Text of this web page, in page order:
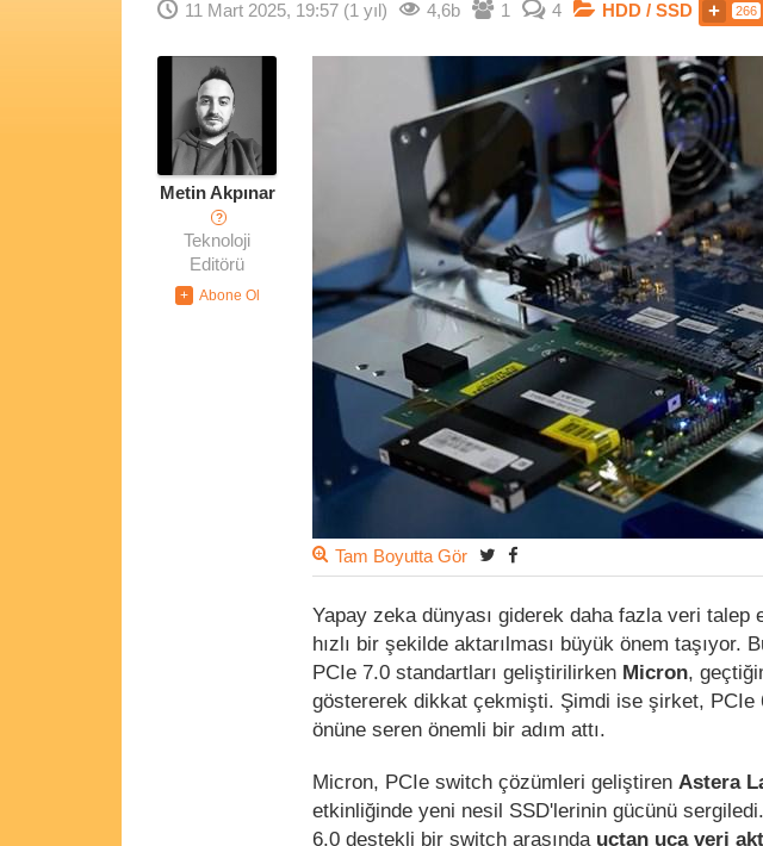
11 Mart 2025, 19:57 (1 yıl) 4,6b 1 4 HDD / SSD 266
Metin Akpınar
?
Teknoloji
Editörü
Tam Boyutta Gör
Yapay zeka dünyası giderek daha fazla veri
hızlı bir şekilde aktarılması büyük önem
PCIe 7.0 standartları geliştirilirken Micron,
göstererek dikkat çekmişti. Şimdi ise şirket, PCIe
önüne seren önemli bir adım attı.
Micron, PCIe switch çözümleri geliştiren Astera
etkinliğinde yeni nesil SSD'lerinin gücünü
6.0 destekli bir switch arasında uçtan uca veri